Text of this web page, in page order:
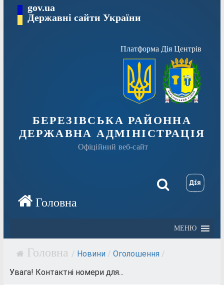
Перейтиgov.ua
Державні сайти України
Платформа Дія Центрів
БЕРЕЗІВСЬКА РАЙОННА
ДЕРЖАВНА АДМІНІСТРАЦІЯ
Офіційний веб-сайт
МЕНЮ
/ Новини / Оголошення /
Увага! Контактні номери для...